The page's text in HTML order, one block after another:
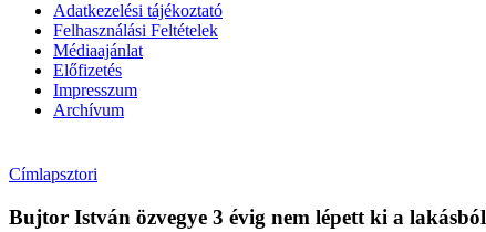
Adatkezelési tájékoztató
Felhasználási Feltételek
Médiaajánlat
Előfizetés
Impresszum
Archívum
Címlapsztori
Bujtor István özvegye 3 évig nem lépett ki a lakásból